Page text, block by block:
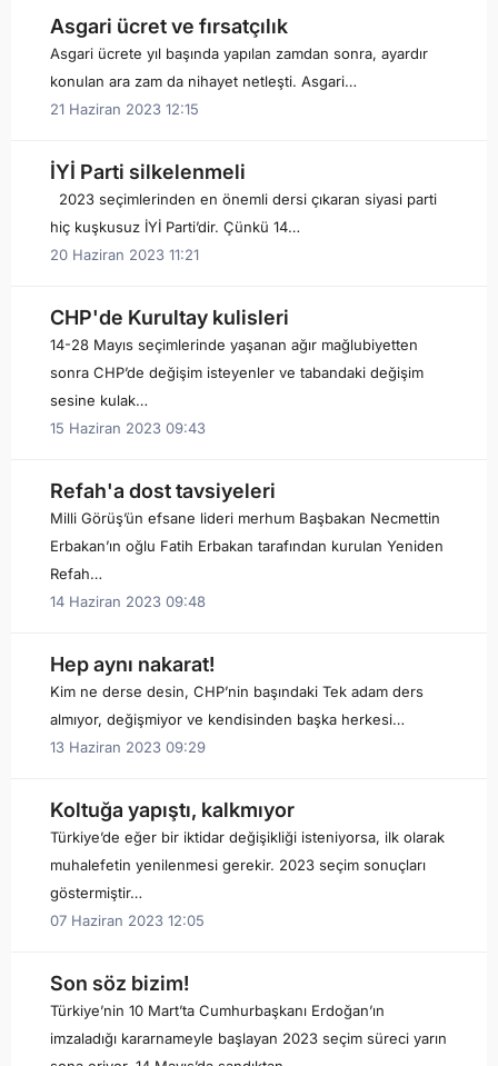
Asgari ücret ve fırsatçılık
Asgari ücrete yıl başında yapılan zamdan sonra, ayardır
konulan ara zam da nihayet netleşti. Asgari…
21 Haziran 2023 12:15
İYİ Parti silkelenmeli
2023 seçimlerinden en önemli dersi çıkaran siyasi parti
hiç kuşkusuz İYİ Parti’dir. Çünkü 14…
20 Haziran 2023 11:21
CHP'de Kurultay kulisleri
14-28 Mayıs seçimlerinde yaşanan ağır mağlubiyetten
sonra CHP’de değişim isteyenler ve tabandaki değişim
sesine kulak…
15 Haziran 2023 09:43
Refah'a dost tavsiyeleri
Milli Görüş’ün efsane lideri merhum Başbakan Necmettin
Erbakan’ın oğlu Fatih Erbakan tarafından kurulan Yeniden
Refah…
14 Haziran 2023 09:48
Hep aynı nakarat!
Kim ne derse desin, CHP’nin başındaki Tek adam ders
almıyor, değişmiyor ve kendisinden başka herkesi…
13 Haziran 2023 09:29
Koltuğa yapıştı, kalkmıyor
Türkiye’de eğer bir iktidar değişikliği isteniyorsa, ilk olarak
muhalefetin yenilenmesi gerekir. 2023 seçim sonuçları
göstermiştir…
07 Haziran 2023 12:05
Son söz bizim!
Türkiye’nin 10 Mart’ta Cumhurbaşkanı Erdoğan’ın
imzaladığı kararnameyle başlayan 2023 seçim süreci yarın